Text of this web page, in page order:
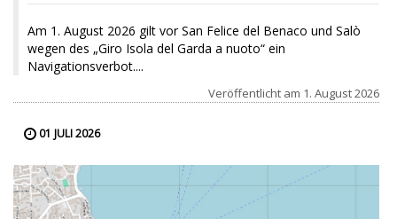
Am 1. August 2026 gilt vor San Felice del Benaco und Salò
wegen des „Giro Isola del Garda a nuoto“ ein
Navigationsverbot....
Veröffentlicht am 1. August 2026
01 JULI 2026